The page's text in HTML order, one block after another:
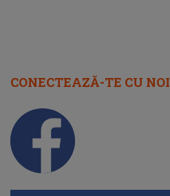
CONECTEAZĂ-TE CU NOI